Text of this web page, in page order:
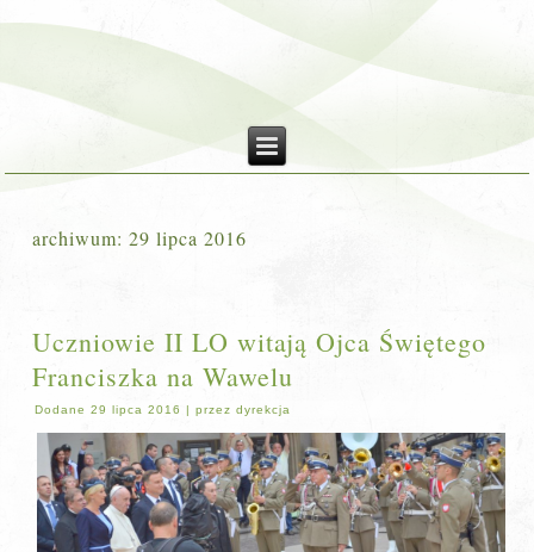
archiwum:29 lipca 2016
Uczniowie II LO witają Ojca Świętego
Franciszka na Wawelu
Dodane 29 lipca 2016 |przez dyrekcja